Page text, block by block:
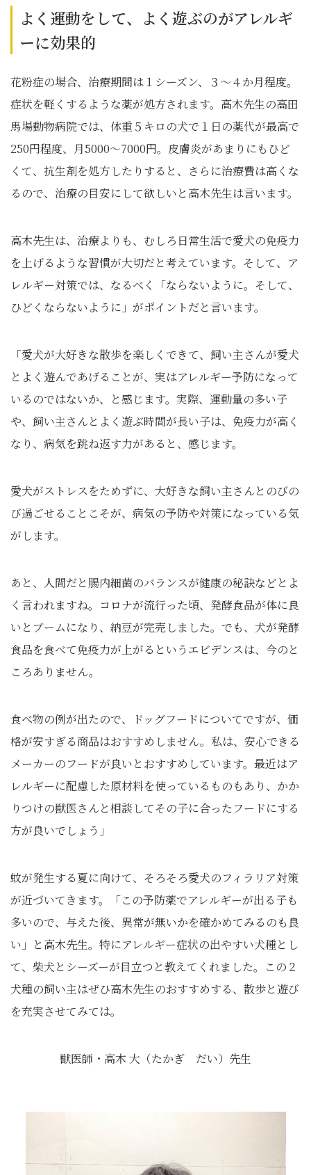
よく運動をして、よく遊ぶのがアレルギ
ーに効果的
花粉症の場合、治療期間は１シーズン、３～４か月程度。
症状を軽くするような薬が処方されます。高木先生の高田
馬場動物病院では、体重５キロの犬で１日の薬代が最高で
250円程度、月5000～7000円。皮膚炎があまりにもひど
くて、抗生剤を処方したりすると、さらに治療費は高くな
るので、治療の目安にして欲しいと高木先生は言います。
高木先生は、治療よりも、むしろ日常生活で愛犬の免疫力
を上げるような習慣が大切だと考えています。そして、ア
レルギー対策では、なるべく「ならないように。そして、
ひどくならないように」がポイントだと言います。
「愛犬が大好きな散歩を楽しくできて、飼い主さんが愛犬
とよく遊んであげることが、実はアレルギー予防になって
いるのではないか、と感じます。実際、運動量の多い子
や、飼い主さんとよく遊ぶ時間が長い子は、免疫力が高く
なり、病気を跳ね返す力があると、感じます。
愛犬がストレスをためずに、大好きな飼い主さんとのびの
び過ごせることこそが、病気の予防や対策になっている気
がします。
あと、人間だと腸内細菌のバランスが健康の秘訣などとよ
く言われますね。コロナが流行った頃、発酵食品が体に良
いとブームになり、納豆が完売しました。でも、犬が発酵
食品を食べて免疫力が上がるというエビデンスは、今のと
ころありません。
食べ物の例が出たので、ドッグフードについてですが、価
格が安すぎる商品はおすすめしません。私は、安心できる
メーカーのフードが良いとおすすめしています。最近はア
レルギーに配慮した原材料を使っているものもあり、かか
りつけの獣医さんと相談してその子に合ったフードにする
方が良いでしょう」
蚊が発生する夏に向けて、そろそろ愛犬のフィラリア対策
が近づいてきます。「この予防薬でアレルギーが出る子も
多いので、与えた後、異常が無いかを確かめてみるのも良
い」と高木先生。特にアレルギー症状の出やすい犬種とし
て、柴犬とシーズーが目立つと教えてくれました。この２
犬種の飼い主はぜひ高木先生のおすすめする、散歩と遊び
を充実させてみては。
獣医師・高木 大（たかぎ だい）先生